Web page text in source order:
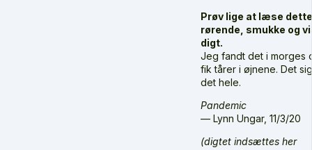
Prøv lige at læse dette
rørende, smukke og
digt.
Jeg fandt det i morges
fik tårer i øjnene. Det
det hele.
Pandemic
— Lynn Ungar, 11/3/20
(digtet indsættes her